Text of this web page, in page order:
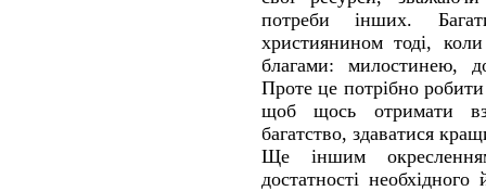
потреби інших.
християнином тоді,
благами: милостинею,
Проте це потрібно
щоб щось отримати
багатство, здаватися
Ще іншим
достатності